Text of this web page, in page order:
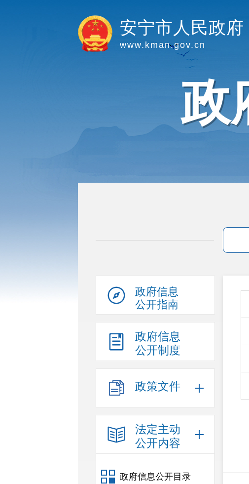
安宁市人民政府
www.kman.gov.cn
政
政府信息
公开指南
政府信息
公开制度
政策文件
法定主动
公开内容
政府信息公开目录